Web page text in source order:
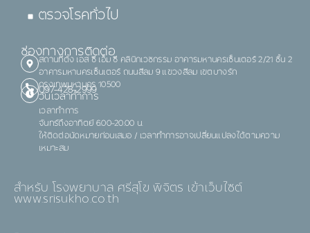
ตรวจโรคทั่วไป
ช่องทางการติดต่อ
สถานที่ตั้ง เอส ซี เอ็ม ซี คลินิกเวชกรรม อาคารมหานครเซ็นเตอร์ 2/21 ชั้น 2
อาคารมหานครเซ็นเตอร์ ถนนสีลม 9 แขวงสีลม เขตบางรัก
กรุงเทพมหานคร 10500
097-428-2999
วันเวลาทำการ
เวลาทำการ
จันทร์ถึงอาทิตย์ 6.00-20.00 น.
ให้ติดต่อนัดหมายก่อนเสมอ / เวลาทำการอาจเปลี่ยนแปลงได้ตามความ
เหมาะสม
สำหรับ โรงพยาบาล ศรีสุโข พิจิตร เข้าเว็บไซต์
www.srisukho.co.th